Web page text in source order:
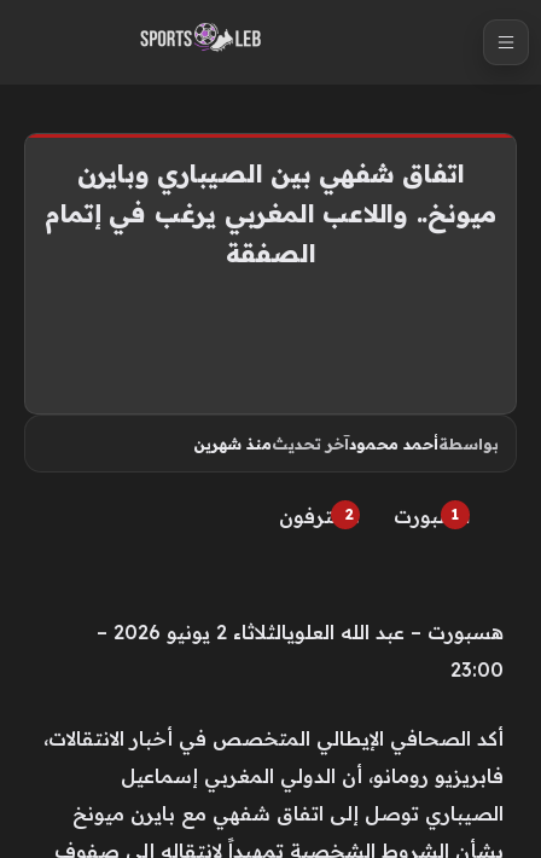
اتفاق شفهي بين الصيباري وبايرن
ميونخ.. واللاعب المغربي يرغب في إتمام
الصفقة
بواسطةأحمد محمودآخر تحديثمنذ شهرين
هسبورت محترفون
هسبورت – عبد الله العلويالثلاثاء 2 يونيو 2026 –
23:00
أكد الصحافي الإيطالي المتخصص في أخبار الانتقالات،
فابريزيو رومانو، أن الدولي المغربي إسماعيل
الصيباري توصل إلى اتفاق شفهي مع بايرن ميونخ
بشأن الشروط الشخصية تمهيداً لانتقاله إلى صفوف